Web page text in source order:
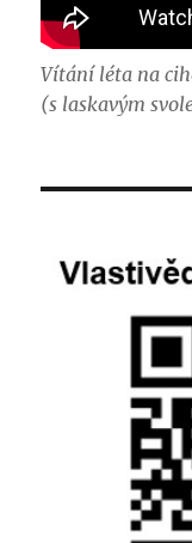
Vítání léta na
(s laskavým